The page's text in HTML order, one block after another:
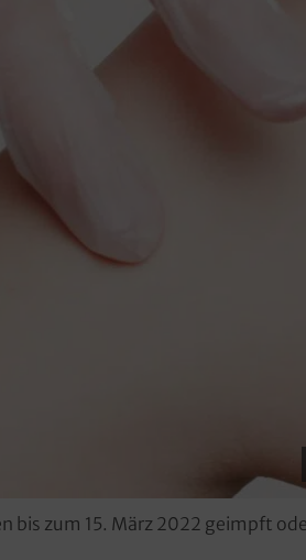
zum 15. März 2022 geimpft